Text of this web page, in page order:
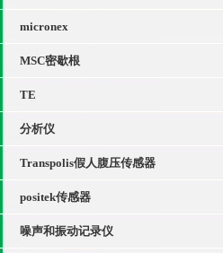
micronex
MSC密歇根
TE
分析仪
Transpolis假人腹压传感器
positek传感器
噪声和振动记录仪